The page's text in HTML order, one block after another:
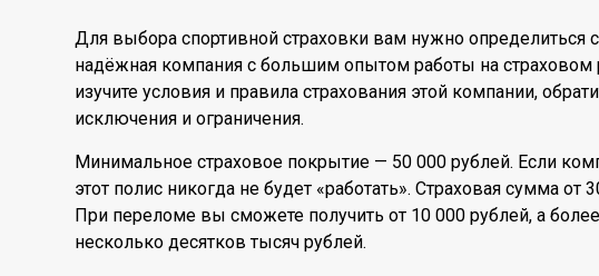
Для выбора спортивной страховки вам нужно определиться
надёжная компания с большим опытом работы на
изучите условия и правила страхования этой компании,
исключения и ограничения.
Минимальное страховое покрытие — 50 000 рублей. Если
этот полис никогда не будет «работать». Страховая сумма от
При переломе вы сможете получить от 10 000 рублей, а
несколько десятков тысяч рублей.